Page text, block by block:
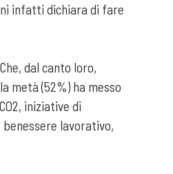
infatti dichiara di fare
dal canto loro,
metà (52%) ha messo
iniziative di
lavorativo,